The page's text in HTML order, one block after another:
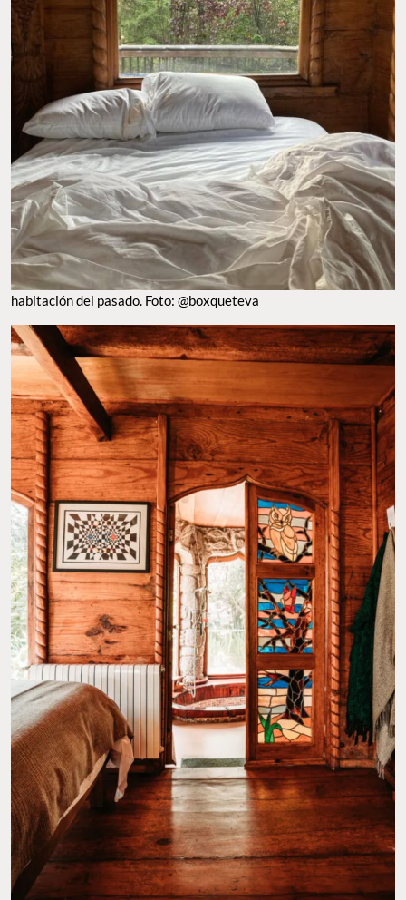
habitación del pasado. Foto: @boxqueteva